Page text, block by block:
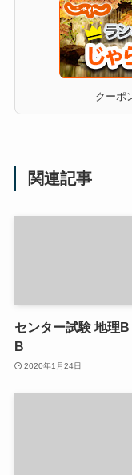
クーポ
関連記事
センター試験 地理B
B
2020年1月24日